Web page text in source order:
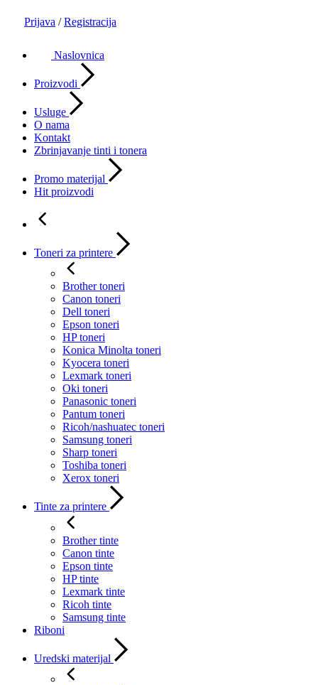
Prijava / Registracija
Naslovnica
Proizvodi
Usluge
O nama
Kontakt
Zbrinjavanje tinti i tonera
Promo materijal
Hit proizvodi
Toneri za printere
Brother toneri
Canon toneri
Dell toneri
Epson toneri
HP toneri
Konica Minolta toneri
Kyocera toneri
Lexmark toneri
Oki toneri
Panasonic toneri
Pantum toneri
Ricoh/nashuatec toneri
Samsung toneri
Sharp toneri
Toshiba toneri
Xerox toneri
Tinte za printere
Brother tinte
Canon tinte
Epson tinte
HP tinte
Lexmark tinte
Ricoh tinte
Samsung tinte
Riboni
Uredski materijal